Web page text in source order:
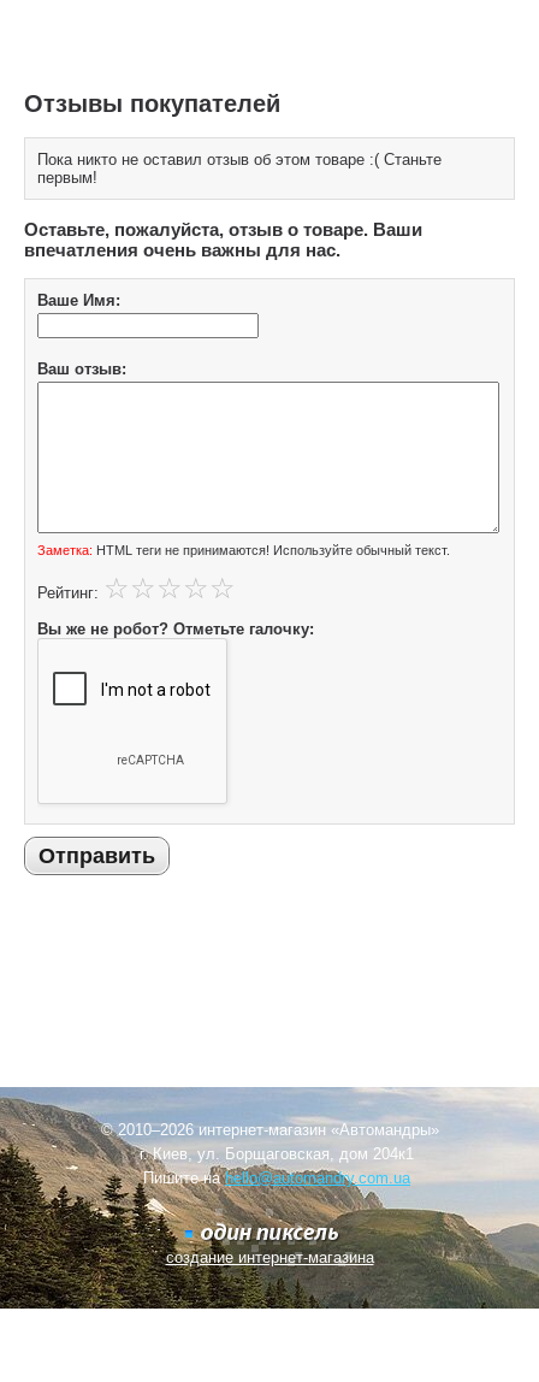
Отзывы покупателей
Пока никто не оставил отзыв об этом товаре :( Станьте
первым!
Оставьте, пожалуйста, отзыв о товаре. Ваши
впечатления очень важны для нас.
Ваше Имя:
Ваш отзыв:
Заметка: HTML теги не принимаются! Используйте обычный текст.
Рейтинг:
Вы же не робот? Отметьте галочку:
Отправить
© 2010–2026 интернет-магазин «Автомандры»
г. Киев, ул. Борщаговская, дом 204к1
Пишите наhello@automandry.com.ua
создание интернет-магазина